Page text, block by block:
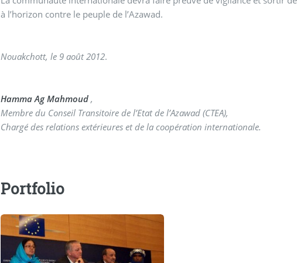
à l’horizon contre le peuple de l’Azawad.
Nouakchott, le 9 août 2012.
Hamma Ag Mahmoud ,
Membre du Conseil Transitoire de l’Etat de l’Azawad (CTEA),
Chargé des relations extérieures et de la coopération internationale.
Portfolio